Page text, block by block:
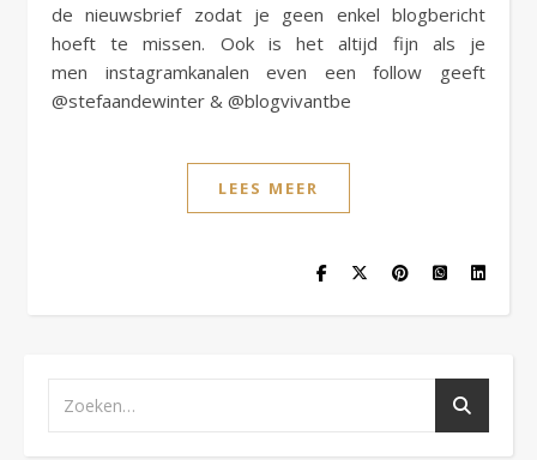
de nieuwsbrief zodat je geen enkel blogbericht
hoeft te missen. Ook is het altijd fijn als je
men instagramkanalen even een follow geeft
@stefaandewinter & @blogvivantbe
LEES MEER